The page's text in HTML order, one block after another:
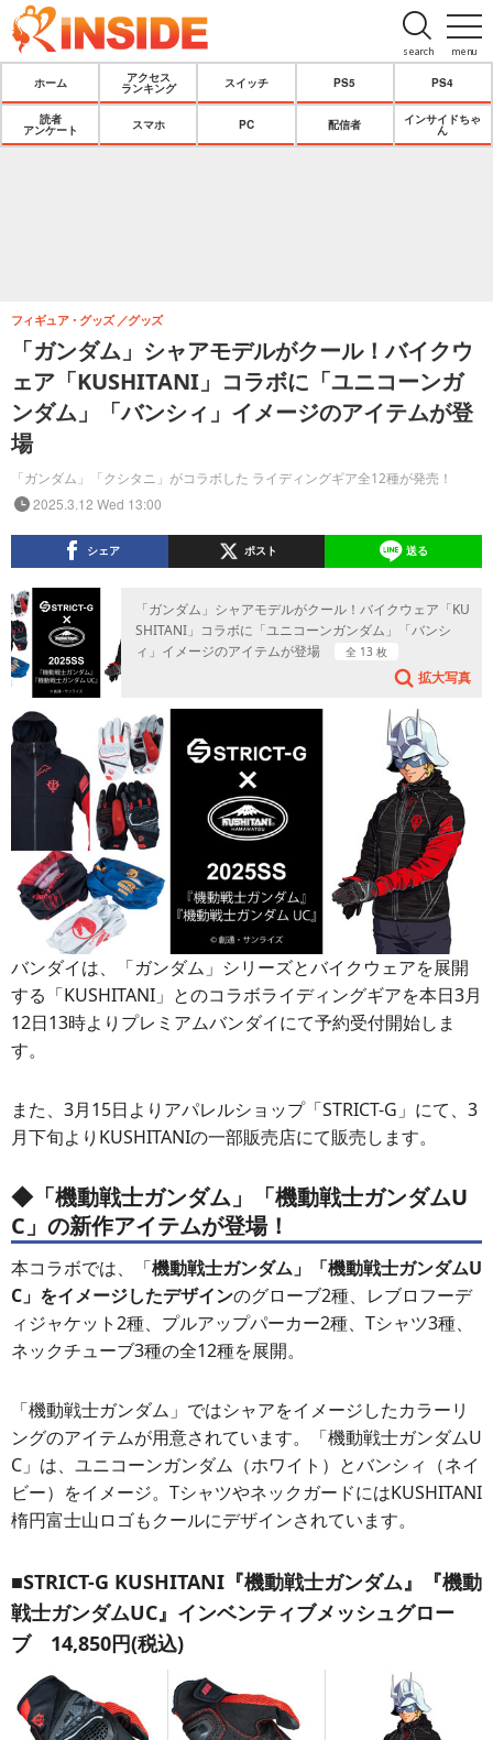
menu
search
ホーム
アクセス
ランキング
スイッチ PS5 PS4
読者
アンケート
スマホ PC 配信者
インサイドちゃ
ん
「ガンダム」シャアモデルがクール！バイクウ
ェア「KUSHITANI」コラボに「ユニコーンガ
ンダム」「バンシィ」イメージのアイテムが登
場
「ガンダム」「クシタニ」がコラボした ライディングギア全12種が発売！
フィギュア・グッズ グッズ
2025.3.12 Wed 13:00
シェア ポスト 送る
「ガンダム」シャアモデルがクール！バイクウェア「KU
SHITANI」コラボに「ユニコーンガンダム」「バンシ
ィ」イメージのアイテムが登場
全 13 枚
拡大写真
バンダイは、「ガンダム」シリーズとバイクウェアを展開
する「KUSHITANI」とのコラボライディングギアを本日3月
12日13時よりプレミアムバンダイにて予約受付開始しま
す。
また、3月15日よりアパレルショップ「STRICT-G」にて、3
月下旬よりKUSHITANIの一部販売店にて販売します。
◆「機動戦士ガンダム」「機動戦士ガンダムU
C」の新作アイテムが登場！
本コラボでは、「機動戦士ガンダム」「機動戦士ガンダムU
C」をイメージしたデザインのグローブ2種、レブロフーデ
ィジャケット2種、プルアップパーカー2種、Tシャツ3種、
ネックチューブ3種の全12種を展開。
「機動戦士ガンダム」ではシャアをイメージしたカラーリ
ングのアイテムが用意されています。「機動戦士ガンダムU
C」は、ユニコーンガンダム（ホワイト）とバンシィ（ネイ
ビー）をイメージ。TシャツやネックガードにはKUSHITANI
楕円富士山ロゴもクールにデザインされています。
■STRICT-G KUSHITANI『機動戦士ガンダム』『機動
戦士ガンダムUC』インベンティブメッシュグロー
ブ 14,850円(税込)